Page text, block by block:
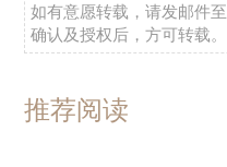
如有意愿转载，请发邮件至
确认及授权后，方可转载。
推荐阅读